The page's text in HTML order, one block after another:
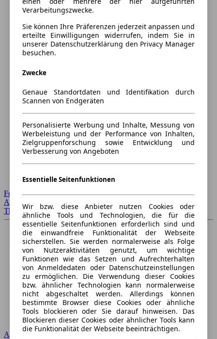
Forum Startseite
Alle Auto-Foren
Themen-Forum
Audi
Verarbeitungszwecke.
Sie können Ihre Präferenzen jederzeit anpassen und
erteilte Einwilligungen widerrufen, indem Sie in
unserer Datenschutzerklärung den Privacy Manager
besuchen.
Zwecke
Genaue Standortdaten und Identifikation durch
Scannen von Endgeräten
Personalisierte Werbung und Inhalte, Messung von
Werbeleistung und der Performance von Inhalten,
Zielgruppenforschung sowie Entwicklung und
Verbesserung von Angeboten
Essentielle Seitenfunktionen
Wir bzw. diese Anbieter nutzen Cookies oder
ähnliche Tools und Technologien, die für die
essentielle Seitenfunktionen erforderlich sind und
die einwandfreie Funktionalität der Webseite
sicherstellen. Sie werden normalerweise als Folge
von Nutzeraktivitäten genutzt, um wichtige
Funktionen wie das Setzen und Aufrechterhalten
von Anmeldedaten oder Datenschutzeinstellungen
zu ermöglichen. Die Verwendung dieser Cookies
bzw. ähnlicher Technologien kann normalerweise
nicht abgeschaltet werden. Allerdings können
bestimmte Browser diese Cookies oder ähnliche
Tools blockieren oder Sie darauf hinweisen. Das
Blockieren dieser Cookies oder ähnlicher Tools kann
die Funktionalität der Webseite beeinträchtigen.